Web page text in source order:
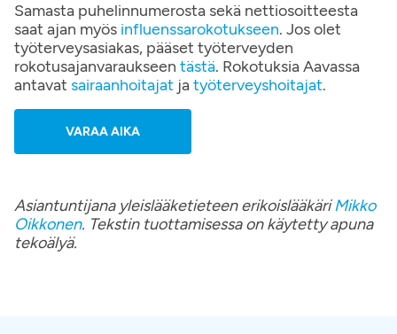
Samasta puhelinnumerosta sekä nettiosoitteesta
saat ajan myös influenssarokotukseen. Jos olet
työterveysasiakas, pääset työterveyden
rokotusajanvaraukseen tästä. Rokotuksia Aavassa
antavat sairaanhoitajat jatyöterveyshoitajat.
VARAA AIKA
Asiantuntijana yleislääketieteen erikoislääkäriMikko
Oikkonen. Tekstin tuottamisessa on käytetty apuna
tekoälyä.